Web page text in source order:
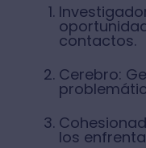
contactos.
Cerebro:
los